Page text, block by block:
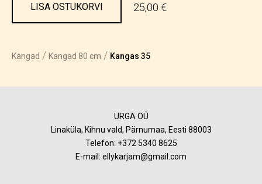
LISA OSTUKORVI 25,00 €
Kangad / Kangad 80 cm / Kangas 35
URGA OÜ
Linaküla, Kihnu vald, Pärnumaa, Eesti 88003
Telefon: +372 5340 8625
E-mail: ellykarjam@gmail.com